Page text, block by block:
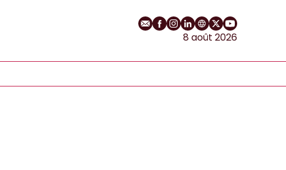
E-mailProfil Facebook
Profil Instagram
Profil LinkedIn
Site web
Profil Twitter
Chaîne
8 août 2026